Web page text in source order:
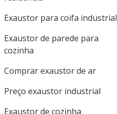
Exaustor para coifa industrial
Exaustor de parede para
cozinha
Comprar exaustor de ar
Preço exaustor industrial
Exaustor de cozinha